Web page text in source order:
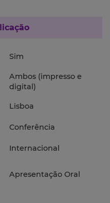
Sim
Ambos (impresso e
digital)
Lisboa
Conferência
Internacional
Apresentação Oral